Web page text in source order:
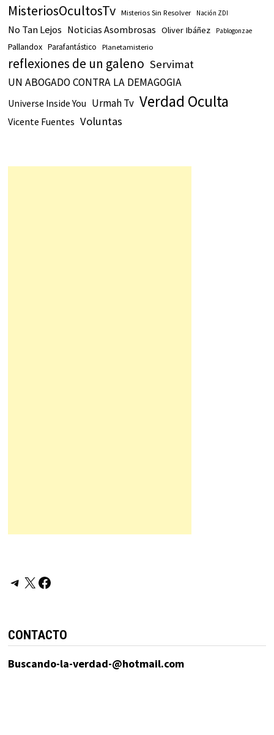
MisteriosOcultosTv Misterios Sin Resolver Nación ZDI
No Tan Lejos Noticias Asombrosas Oliver Ibáñez Pablogonzae
Pallandox Parafantástico Planetamisterio
reflexiones de un galeno Servimat
UN ABOGADO CONTRA LA DEMAGOGIA
Universe Inside You Urmah Tv Verdad Oculta
Vicente Fuentes Voluntas
Telegram
X Facebook
CONTACTO
Buscando-la-verdad-@hotmail.com